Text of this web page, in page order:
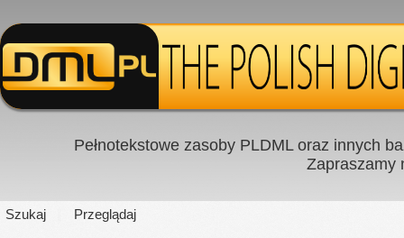
Pełnotekstowe zasoby PLDML oraz innych
Zapraszamy
Szukaj Przeglądaj